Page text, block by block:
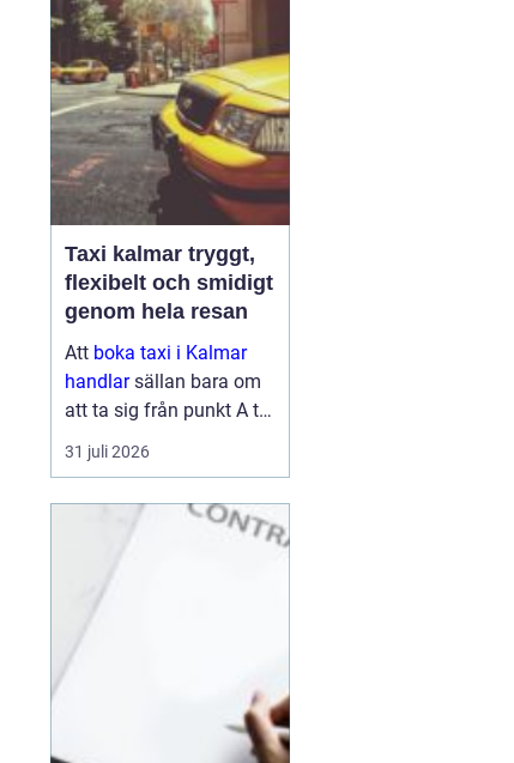
Taxi kalmar tryggt,
flexibelt och smidigt
genom hela resan
Att boka taxi i Kalmar
handlarsällan bara om
att ta sig från punkt A till
punkt B. För många är
resan en viktig del av
semestern. En pålitlig
taxiresa kan betyda att
31 juli 2026